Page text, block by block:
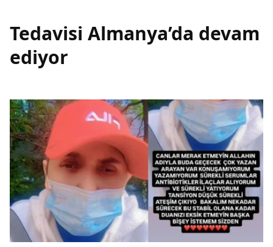
Tedavisi Almanya’da devam
ediyor